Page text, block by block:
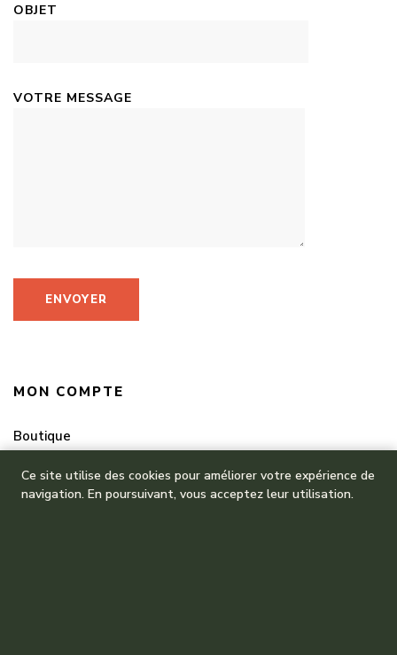
OBJET
VOTRE MESSAGE
MON COMPTE
Boutique
Mes commandes
Ce site utilise des cookies pour améliorer votre expérience de
navigation. En poursuivant, vous acceptez leur utilisation.